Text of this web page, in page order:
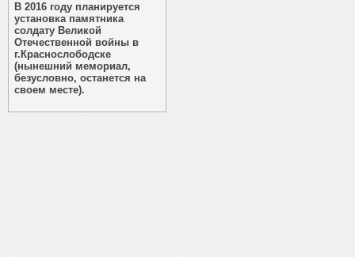
В 2016 году планируется
установка памятника
солдату Великой
Отечественной войны в
г.Краснослободске
(нынешний мемориал,
безусловно, останется на
своем месте).